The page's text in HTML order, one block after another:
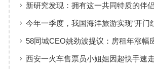
新研究发现：拥有这一共同特质的伴
今年一季度，我国海洋旅游实现“开门
58同城CEO姚劲波提议：房租年涨幅
西安一火车售票员小姐姐因超快手速